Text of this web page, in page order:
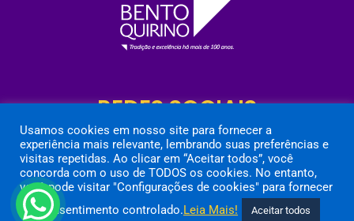
REDES SOCIAIS
Usamos cookies em nosso site para fornecer a
experiência mais relevante, lembrando suas preferências e
visitas repetidas. Ao clicar em “Aceitar todos”, você
concorda com o uso de TODOS os cookies. No entanto,
você pode visitar "Configurações de cookies" para fornecer
um consentimento controlado.Leia Mais! Aceitar todos